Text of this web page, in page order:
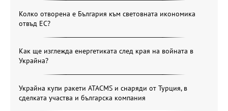
Колко отворена е България към световната икономика
отвъд ЕС?
Как ще изглежда енергетиката след края на войната в
Украйна?
Украйна купи ракети ATACMS и снаряди от Турция, в
сделката участва и българска компания